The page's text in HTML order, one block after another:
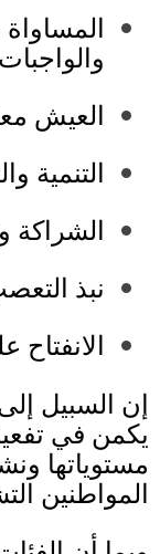
والواجبات
العيش
التنمية
الشراكة
نبذ
الانفتاح
إن السبيل
يكمن في
مستوياتها
المواطنين